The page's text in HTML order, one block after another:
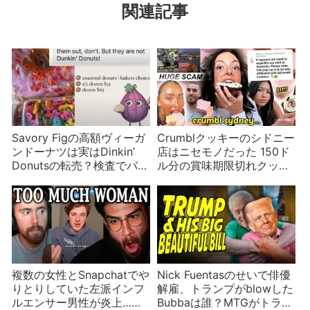
関連記事
Savory Figの高額ヴィーガ
ンドーナツは実はDinkin’
Donutsの転売？検査でバレ
Crumblクッキーのシドニー
店はニセモノだった 150ド
ル分の賞味期限切れクッキ
複数の女性とSnapchatでや
りとりしていた左派インフ
ルエンサー男性が炎上…問
Nick Fuentasのせいで俳優
解雇、トランプがblowした
Bubbaは誰？MTGがトラン